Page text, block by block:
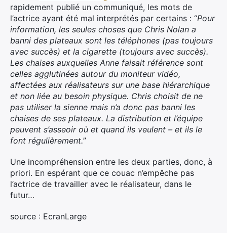
rapidement publié un communiqué, les mots de
l’actrice ayant été mal interprétés par certains : “Pour
information, les seules choses que Chris Nolan a
banni des plateaux sont les téléphones (pas toujours
avec succès) et la cigarette (toujours avec succès).
Les chaises auxquelles Anne faisait référence sont
celles agglutinées autour du moniteur vidéo,
affectées aux réalisateurs sur une base hiérarchique
et non liée au besoin physique. Chris choisit de ne
pas utiliser la sienne mais n’a donc pas banni les
chaises de ses plateaux. La distribution et l’équipe
peuvent s’asseoir où et quand ils veulent – et ils le
font régulièrement.”
Une incompréhension entre les deux parties, donc, à
priori. En espérant que ce couac n’empêche pas
l’actrice de travailler avec le réalisateur, dans le
futur…
source : EcranLarge